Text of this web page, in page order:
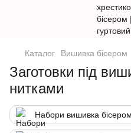
Каталог Вишивка бісером
Заготовки під
нитками
Набори вишивка